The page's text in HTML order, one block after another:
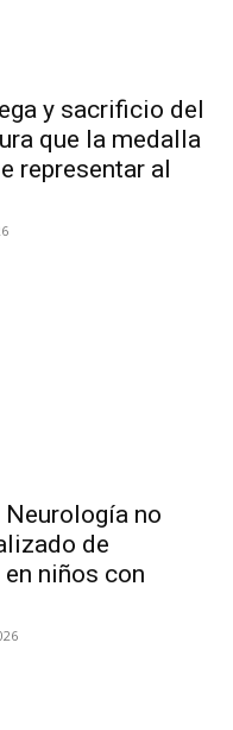
y sacrificio del
que la medalla
representar al
no
de
niños con